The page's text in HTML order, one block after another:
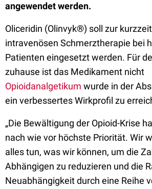
angewendet werden.
Oliceridin (Olinvyk®) soll zur
intravenösen Schmerztherapie bei
Patienten eingesetzt werden. Für
zuhause ist das Medikament nicht
Opioidanalgetikum wurde in der
ein verbessertes Wirkprofil zu
„Die Bewältigung der Opioid-Krise
nach wie vor höchste Priorität. Wir
alles tun, was wir können, um die
Abhängigen zu reduzieren und die
Neuabhängigkeit durch eine Reihe